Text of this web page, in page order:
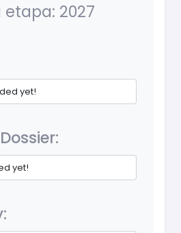
2027
yet!
yet!